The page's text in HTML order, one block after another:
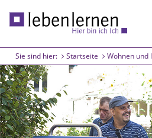
Wohnen und leben
Lichtenberg
Friedrichshain
Sie sind hier: Startseite Wohnen und